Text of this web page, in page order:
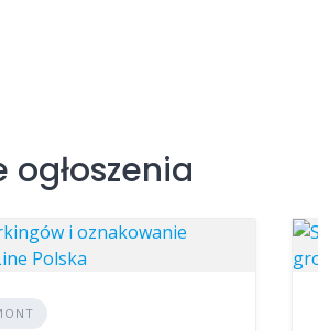
ogłoszenia